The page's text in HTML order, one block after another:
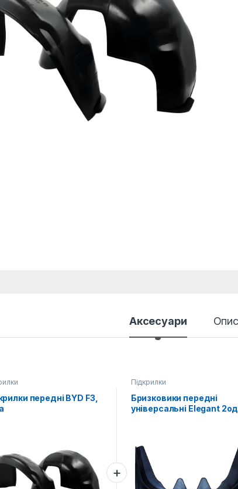
Аксесуари Опис
передні BYD F3,
Підкрилки
Бризковики передні
універсальні Elegant